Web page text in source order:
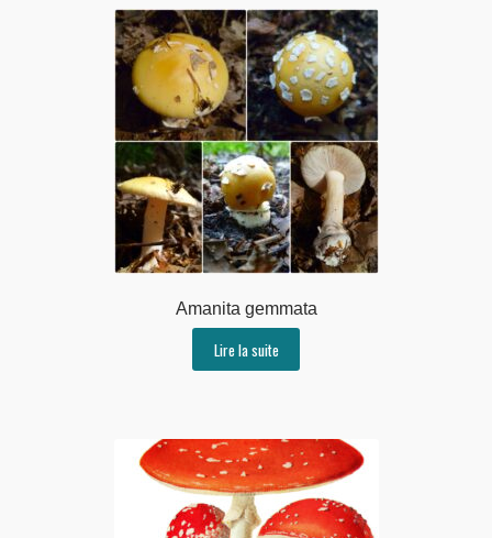
Amanita gemmata
Lire la suite